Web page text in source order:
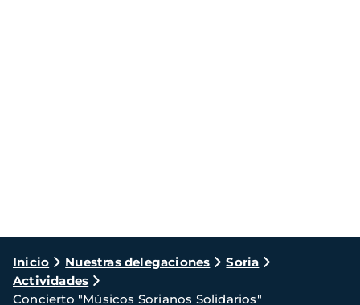
Ruta
de
Inicio Nuestras delegaciones
Soria
Actividades
Concierto "Músicos Sorianos Solidarios"